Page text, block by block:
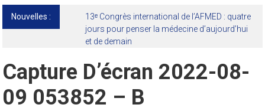
Nouvelles :
13ᵉ Congrès international de l’AFMED : quatre
jours pour penser la médecine d’aujourd’hui
et de demain
Capture D’écran 2022-08-
09 053852 – B